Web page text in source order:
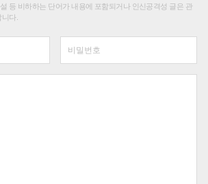
등 비하하는 단어가 내용에 포함되거나 인신공격성 글은 관
다.